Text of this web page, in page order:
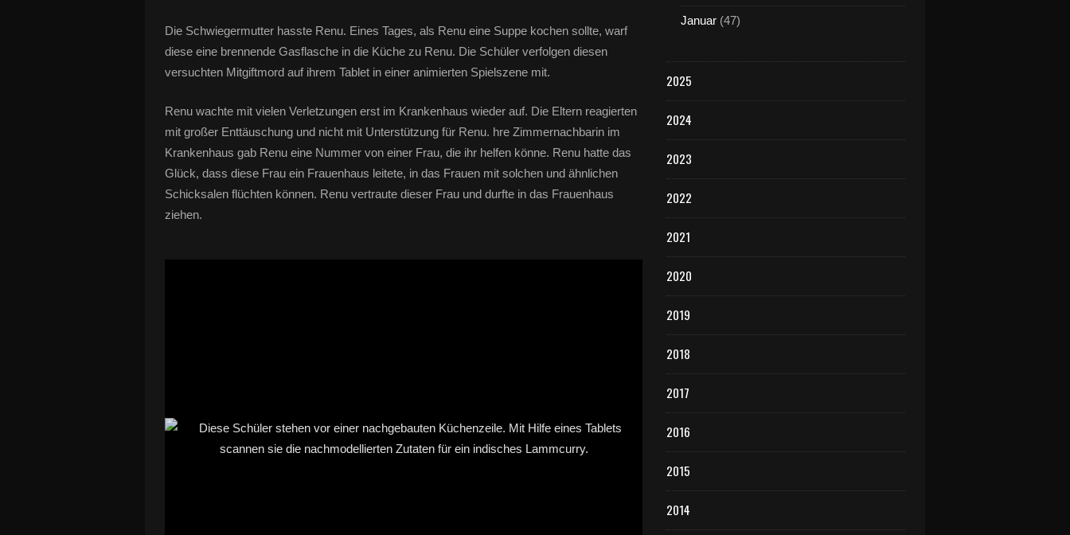
Die Schwiegermutter hasste Renu. Eines Tages, als Renu eine Suppe kochen sollte, warf
diese eine brennende Gasflasche in die Küche zu Renu. Die Schüler verfolgen diesen
versuchten Mitgiftmord auf ihrem Tablet in einer animierten Spielszene mit.
Renu wachte mit vielen Verletzungen erst im Krankenhaus wieder auf. Die Eltern reagierten
mit großer Enttäuschung und nicht mit Unterstützung für Renu. hre Zimmernachbarin im
Krankenhaus gab Renu eine Nummer von einer Frau, die ihr helfen könne. Renu hatte das
Glück, dass diese Frau ein Frauenhaus leitete, in das Frauen mit solchen und ähnlichen
Schicksalen flüchten können. Renu vertraute dieser Frau und durfte in das Frauenhaus
ziehen.
Januar (47)
2025
2024
2023
2022
2021
2020
2019
2018
2017
2016
2015
2014